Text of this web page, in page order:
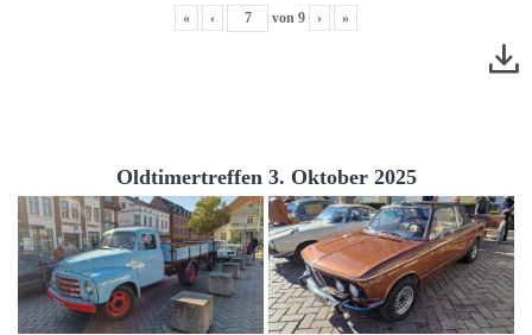
« ‹ von 9 › »
Oldtimertreffen 3. Oktober 2025